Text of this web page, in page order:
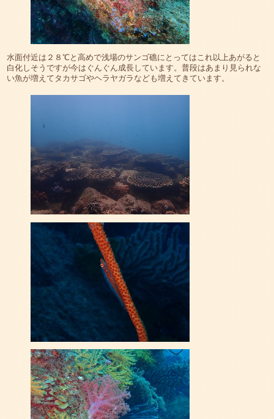
水面付近は２８℃と高めで浅場のサンゴ礁にとってはこれ以上あがると
白化しそうですが今はぐんぐん成長しています。普段はあまり見られな
い魚が増えてタカサゴやヘラヤガラなども増えてきています。